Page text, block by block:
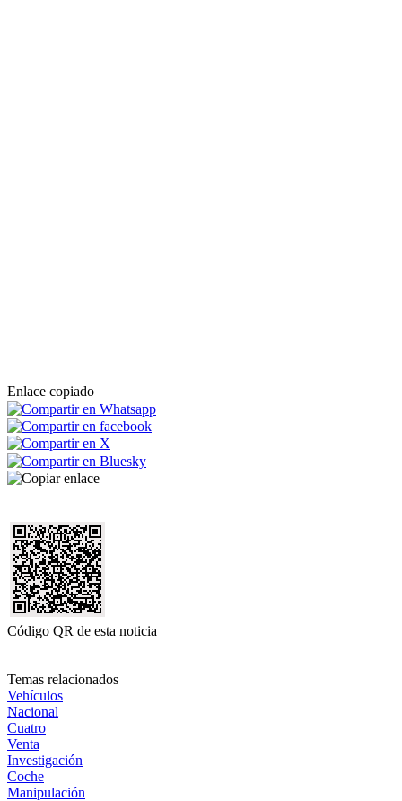
Enlace copiado
Código QR de esta noticia
Temas relacionados
Vehículos
Nacional
Cuatro
Venta
Investigación
Coche
Manipulación